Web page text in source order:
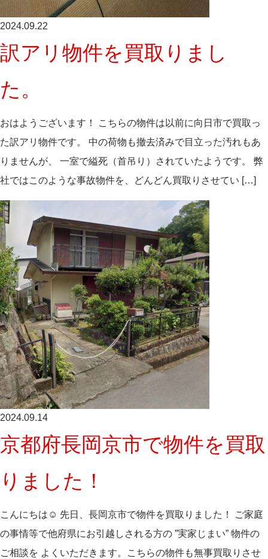
2024.09.22
訳アリ物件を買取りまし
た。
おはようございます！ こちらの物件は以前に向日市で買取っ
た訳アリ物件です。 中の荷物も撤去済みで目立った汚れもあ
りませんが、 一室で縊死（首吊り）されていたようです。 弊
社ではこのような事故物件を、どんどん買取りさせてい […]
2024.09.14
京都府長岡京市で物件を買取
りました！
こんにちは☺ 先日、長岡京市で物件を買取りました！ ご家庭
の事情等で他府県にお引越しされる方の ”実家じまい” 物件の
ご相談を よくいただきます。こちらの物件も無事買取りさせ